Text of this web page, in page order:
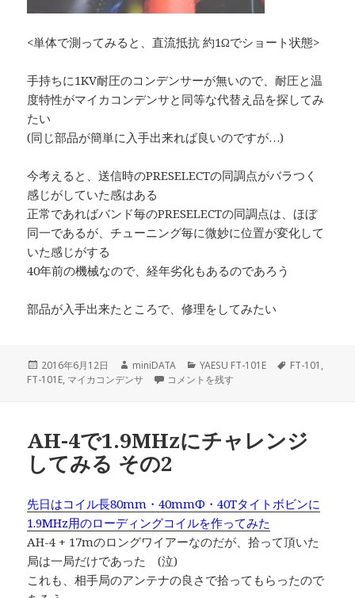
<単体で測ってみると、直流抵抗 約1Ωでショート状態>
手持ちに1KV耐圧のコンデンサーが無いので、耐圧と温
度特性がマイカコンデンサと同等な代替え品を探してみ
たい
(同じ部品が簡単に入手出来れば良いのですが…)
今考えると、送信時のPRESELECTの同調点がバラつく
感じがしていた感はある
正常であればバンド毎のPRESELECTの同調点は、ほぼ
同一であるが、チューニング毎に微妙に位置が変化して
いた感じがする
40年前の機械なので、経年劣化もあるのであろう
部品が入手出来たところで、修理をしてみたい
投
稿
2016年6月12日
作
成
miniDATA
カ
テ
YAESU FT-101E
タ
FT-101 ,
FT-101E, マイカコンデンサ FT-101Eがダウン に
コメントを残す
AH-4で1.9MHzにチャレンジ
してみる その2
先日はコイル長80mm・40mmΦ・40Tタイトボビンに
1.9MHz用のローディングコイルを作ってみた
AH-4 + 17mのロングワイアーなのだが、拾って頂いた
局は一局だけであった (泣)
これも、相手局のアンテナの良さで拾ってもらったので